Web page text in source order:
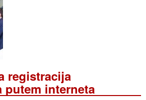
registracija
putem interneta